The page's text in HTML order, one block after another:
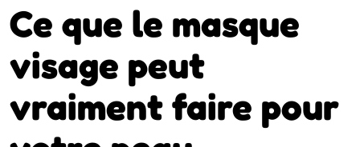
Ce que le masque
visage peut
vraiment faire pour